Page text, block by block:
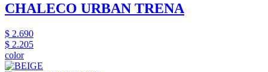
CHALECO URBAN TRENA
$ 2.690
$ 2.205
color